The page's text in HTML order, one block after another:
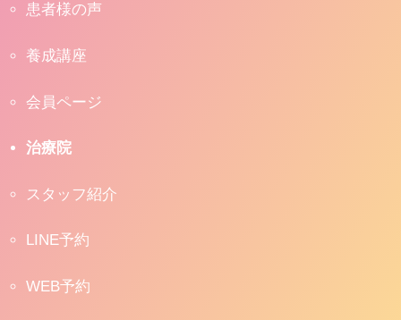
患者様の声
養成講座
会員ページ
治療院
スタッフ紹介
LINE予約
WEB予約